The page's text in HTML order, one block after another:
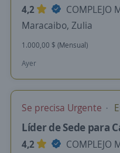
4,2
COMPLEJO
Maracaibo, Zulia
1.000,00 $ (Mensual)
Ayer
Se precisa Urgente
Líder de Sede para
4,2
COMPLEJO